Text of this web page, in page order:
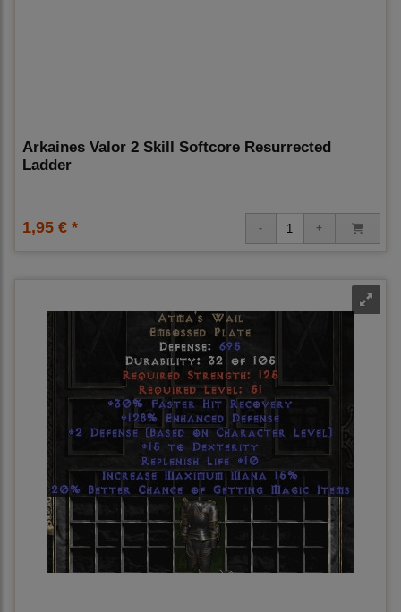
Arkaines Valor 2 Skill Softcore Resurrected
Ladder
1,95 € *